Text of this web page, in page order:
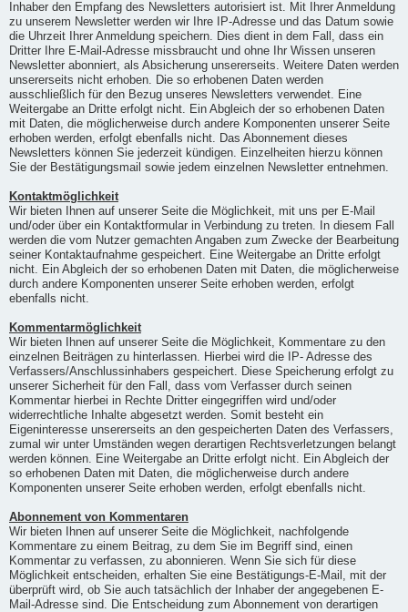
Inhaber den Empfang des Newsletters autorisiert ist. Mit Ihrer Anmeldung
zu unserem Newsletter werden wir Ihre IP-Adresse und das Datum sowie
die Uhrzeit Ihrer Anmeldung speichern. Dies dient in dem Fall, dass ein
Dritter Ihre E-Mail-Adresse missbraucht und ohne Ihr Wissen unseren
Newsletter abonniert, als Absicherung unsererseits. Weitere Daten werden
unsererseits nicht erhoben. Die so erhobenen Daten werden
ausschließlich für den Bezug unseres Newsletters verwendet. Eine
Weitergabe an Dritte erfolgt nicht. Ein Abgleich der so erhobenen Daten
mit Daten, die möglicherweise durch andere Komponenten unserer Seite
erhoben werden, erfolgt ebenfalls nicht. Das Abonnement dieses
Newsletters können Sie jederzeit kündigen. Einzelheiten hierzu können
Sie der Bestätigungsmail sowie jedem einzelnen Newsletter entnehmen.
Kontaktmöglichkeit
Wir bieten Ihnen auf unserer Seite die Möglichkeit, mit uns per E-Mail
und/oder über ein Kontaktformular in Verbindung zu treten. In diesem Fall
werden die vom Nutzer gemachten Angaben zum Zwecke der Bearbeitung
seiner Kontaktaufnahme gespeichert. Eine Weitergabe an Dritte erfolgt
nicht. Ein Abgleich der so erhobenen Daten mit Daten, die möglicherweise
durch andere Komponenten unserer Seite erhoben werden, erfolgt
ebenfalls nicht.
Kommentarmöglichkeit
Wir bieten Ihnen auf unserer Seite die Möglichkeit, Kommentare zu den
einzelnen Beiträgen zu hinterlassen. Hierbei wird die IP- Adresse des
Verfassers/Anschlussinhabers gespeichert. Diese Speicherung erfolgt zu
unserer Sicherheit für den Fall, dass vom Verfasser durch seinen
Kommentar hierbei in Rechte Dritter eingegriffen wird und/oder
widerrechtliche Inhalte abgesetzt werden. Somit besteht ein
Eigeninteresse unsererseits an den gespeicherten Daten des Verfassers,
zumal wir unter Umständen wegen derartigen Rechtsverletzungen belangt
werden können. Eine Weitergabe an Dritte erfolgt nicht. Ein Abgleich der
so erhobenen Daten mit Daten, die möglicherweise durch andere
Komponenten unserer Seite erhoben werden, erfolgt ebenfalls nicht.
Abonnement von Kommentaren
Wir bieten Ihnen auf unserer Seite die Möglichkeit, nachfolgende
Kommentare zu einem Beitrag, zu dem Sie im Begriff sind, einen
Kommentar zu verfassen, zu abonnieren. Wenn Sie sich für diese
Möglichkeit entscheiden, erhalten Sie eine Bestätigungs-E-Mail, mit der
überprüft wird, ob Sie auch tatsächlich der Inhaber der angegebenen E-
Mail-Adresse sind. Die Entscheidung zum Abonnement von derartigen